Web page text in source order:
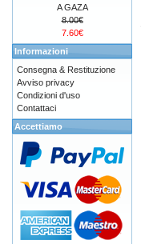
A GAZA
8.00€
7.60€
Informazioni
Consegna & Restituzione
Avviso privacy
Condizioni d'uso
Contattaci
Accettiamo